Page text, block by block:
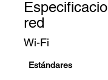
red
Wi-Fi
Estándares